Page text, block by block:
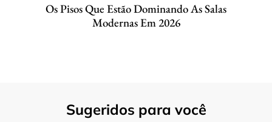
Os Pisos Que Estão Dominando As Salas
Modernas Em 2026
Sugeridos para você